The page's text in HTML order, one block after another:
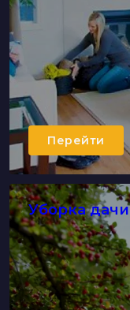
Перейти
Уборка дачи